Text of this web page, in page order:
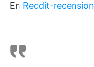
En Reddit-recension